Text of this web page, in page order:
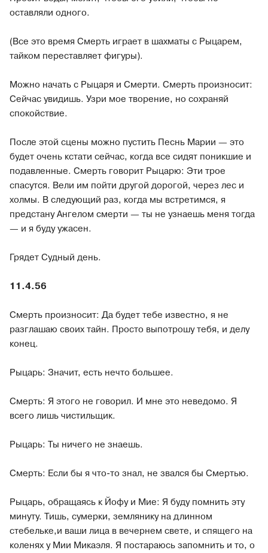
оставляли одного.
(Все это время Смерть играет в шахматы с Рыцарем,
тайком переставляет фигуры).
Можно начать с Рыцаря и Смерти. Смерть произносит:
Сейчас увидишь. Узри мое творение, но сохраняй
спокойствие.
После этой сцены можно пустить Песнь Марии — это
будет очень кстати сейчас, когда все сидят поникшие и
подавленные. Смерть говорит Рыцарю: Эти трое
спасутся. Вели им пойти другой дорогой, через лес и
холмы. В следующий раз, когда мы встретимся, я
предстану Ангелом смерти — ты не узнаешь меня тогда
— и я буду ужасен.
Грядет Судный день.
11.4.56
Смерть произносит: Да будет тебе известно, я не
разглашаю своих тайн. Просто выпотрошу тебя, и делу
конец.
Рыцарь: Значит, есть нечто большее.
Смерть: Я этого не говорил. И мне это неведомо. Я
всего лишь чистильщик.
Рыцарь: Ты ничего не знаешь.
Смерть: Если бы я что-то знал, не звался бы Смертью.
Рыцарь, обращаясь к Йофу и Мие: Я буду помнить эту
минуту. Тишь, сумерки, землянику на длинном
стебельке,и ваши лица в вечернем свете, и спящего на
коленях у Мии Микаэля. Я постараюсь запомнить и то, о